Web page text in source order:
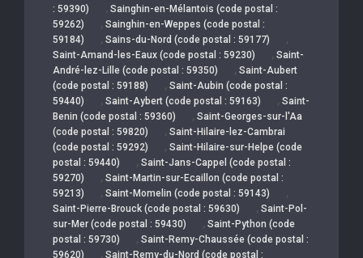
: 59390)
, Sainghin-en-Mélantois (code postal :
59262)
, Sainghin-en-Weppes (code postal :
59184)
, Sains-du-Nord (code postal : 59177) ,
Saint-Amand-les-Eaux (code postal : 59230) , Saint-
André-lez-Lille (code postal : 59350)
, Saint-Aubert
(code postal : 59188)
, Saint-Aubin (code postal :
59440)
, Saint-Aybert (code postal : 59163) , Saint-
Benin (code postal : 59360)
, Saint-Georges-sur-l'Aa
(code postal : 59820)
, Saint-Hilaire-lez-Cambrai
(code postal : 59292)
, Saint-Hilaire-sur-Helpe (code
postal : 59440)
, Saint-Jans-Cappel (code postal :
59270)
, Saint-Martin-sur-Ecaillon (code postal :
59213)
, Saint-Momelin (code postal : 59143) ,
Saint-Pierre-Brouck (code postal : 59630) , Saint-Pol-
sur-Mer (code postal : 59430)
, Saint-Python (code
postal : 59730)
, Saint-Remy-Chaussée (code postal :
59620)
, Saint-Remy-du-Nord (code postal :